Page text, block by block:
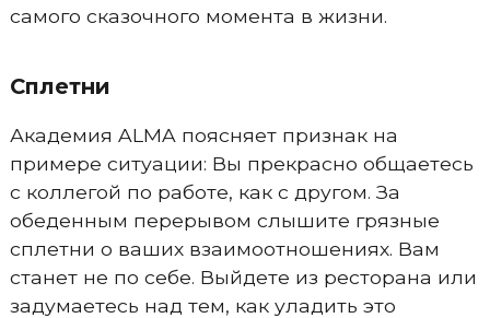
самого сказочного момента в жизни.
Сплетни
Академия ALMA поясняет признак на
примере ситуации: Вы прекрасно общаетесь
с коллегой по работе, как с другом. За
обеденным перерывом слышите грязные
сплетни о ваших взаимоотношениях. Вам
станет не по себе. Выйдете из ресторана или
задумаетесь над тем, как уладить это